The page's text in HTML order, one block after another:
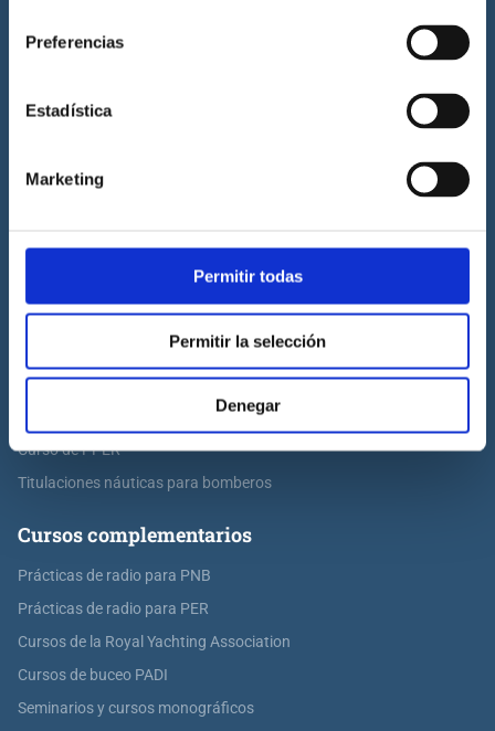
Preferencias
Estadística
Marketing
Permitir todas
Permitir la selección
Denegar
Prácticas de habilitación a vela
Titulaciones náuticas
Curso de Licencia de Navegación
Curso de PNB
Curso de Patrón de Yate
Curso de PPER
Titulaciones náuticas para bomberos
Cursos complementarios
Prácticas de radio para PNB
Prácticas de radio para PER
Cursos de la Royal Yachting Association
Cursos de buceo PADI
Seminarios y cursos monográficos